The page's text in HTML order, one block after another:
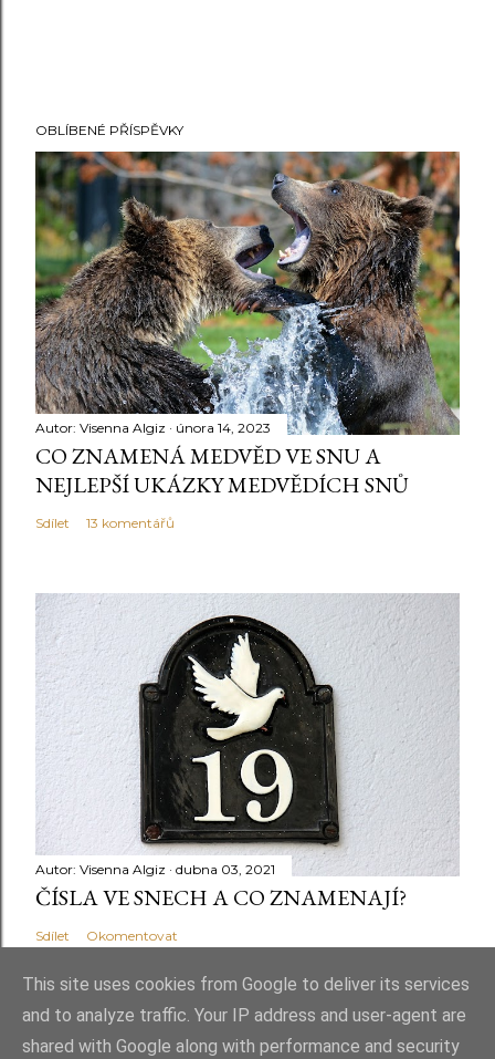
OBLÍBENÉ PŘÍSPĚVKY
Autor: Visenna Algiz února 14, 2023
CO ZNAMENÁ MEDVĚD VE SNU A
NEJLEPŠÍ UKÁZKY MEDVĚDÍCH SNŮ
Sdílet 13 komentářů
Autor: Visenna Algiz dubna 03, 2021
ČÍSLA VE SNECH A CO ZNAMENAJÍ?
Sdílet Okomentovat
This site uses cookies from Google to deliver its services
and to analyze traffic. Your IP address and user-agent are
shared with Google along with performance and security